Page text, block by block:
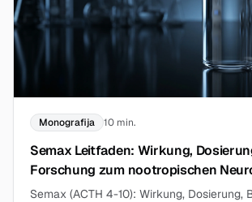
Monografija 10 min.
Semax Leitfaden: Wirkung,
Forschung zum nootropischen
Semax (ACTH 4-10): Wirkung, Dosierung,